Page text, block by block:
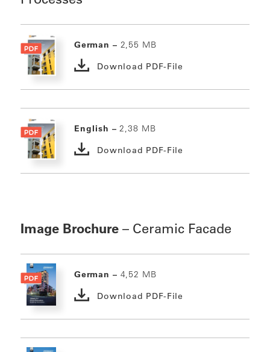
German – 2,55 MB
Download PDF-File
English –2,38 MB
Download PDF-File
Image Brochure– Ceramic Facade
German – 4,52 MB
Download PDF-File